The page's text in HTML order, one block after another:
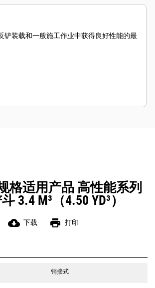
铲装载和一般施工作业中获得良好性能的最
格适用产品 高性能系列
3.4 M³（4.50 YD³）
cloud_download 下载 print 打印
销接式